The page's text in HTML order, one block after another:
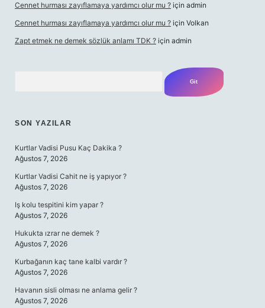
Cennet hurması zayıflamaya yardımcı olur mu ? için admin
Cennet hurması zayıflamaya yardımcı olur mu ? için Volkan
Zapt etmek ne demek sözlük anlamı TDK ? için admin
SON YAZILAR
Kurtlar Vadisi Pusu Kaç Dakika ?
Ağustos 7, 2026
Kurtlar Vadisi Cahit ne iş yapıyor ?
Ağustos 7, 2026
Iş kolu tespitini kim yapar ?
Ağustos 7, 2026
Hukukta ızrar ne demek ?
Ağustos 7, 2026
Kurbağanın kaç tane kalbi vardır ?
Ağustos 7, 2026
Havanın sisli olması ne anlama gelir ?
Ağustos 7, 2026